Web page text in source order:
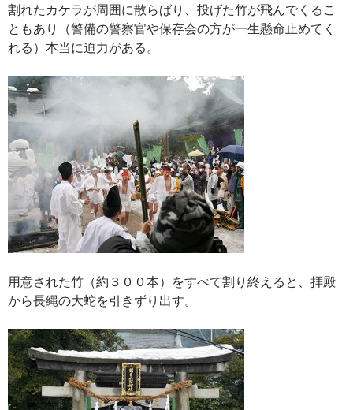
割れたカケラが周囲に散らばり、投げた竹が飛んでくるこ
ともあり（警備の警察官や保存会の方が一生懸命止めてく
れる）本当に迫力がある。
用意された竹（約３００本）をすべて割り終えると、拝殿
から長縄の大蛇を引きずり出す。